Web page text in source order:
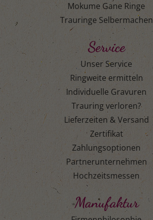
Mokume Gane Ringe
Trauringe Selbermachen
Service
Unser Service
Ringweite ermitteln
Individuelle Gravuren
Trauring verloren?
Lieferzeiten & Versand
Zertifikat
Zahlungsoptionen
Partnerunternehmen
Hochzeitsmessen
Manufaktur